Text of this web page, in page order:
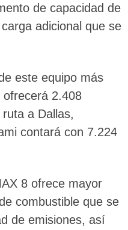
de capacidad de
adicional que se
este equipo más
ofrecerá 2.408
a Dallas,
contará con 7.224
8 ofrece mayor
combustible que se
de emisiones, así